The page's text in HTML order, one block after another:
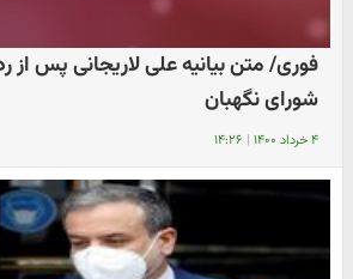
فوری/ متن بیانیه‌ علی لاریجانی پس
شورای نگهبان
۴ خرداد ۱۴۰۰ | ۱۴:۲۶